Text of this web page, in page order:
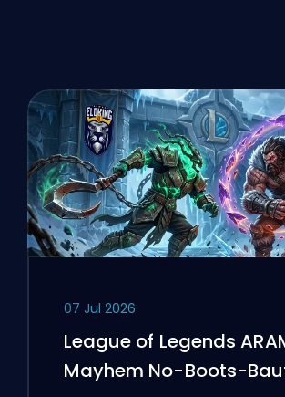
07 Jul 2026
League of Legends
Mayhem No-Boots-